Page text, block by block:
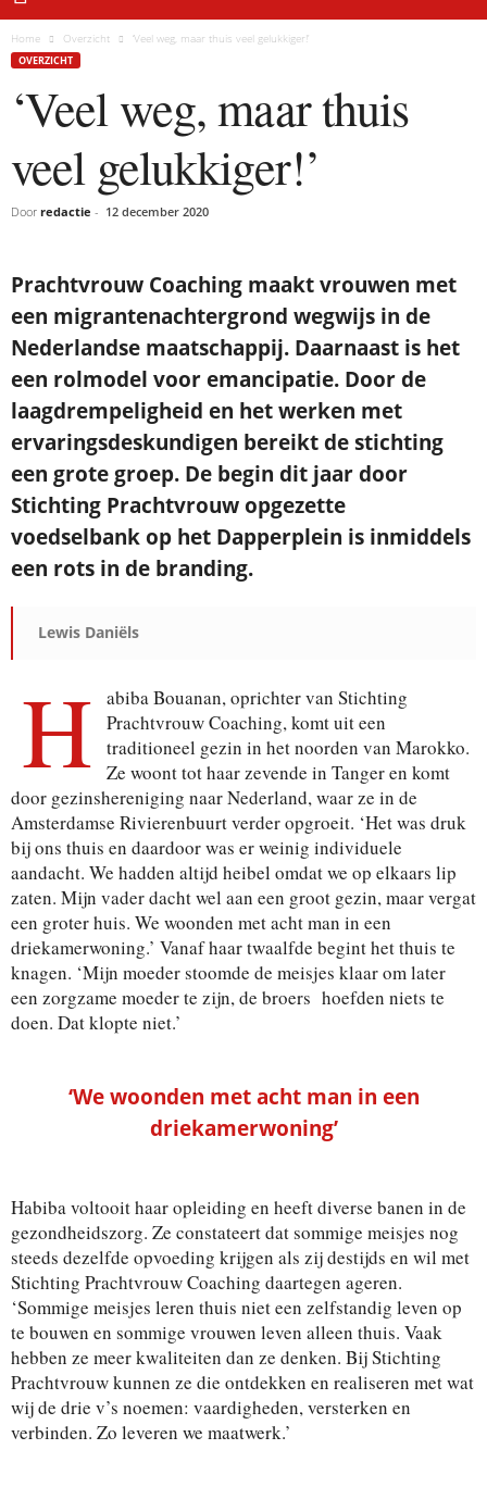
Home Overzicht ‘Veel weg, maar thuis veel gelukkiger!’
OVERZICHT
‘Veel weg, maar thuis
veel gelukkiger!’
Door redactie - 12 december 2020
Prachtvrouw Coaching maakt vrouwen met
een migrantenachtergrond wegwijs in de
Nederlandse maatschappij. Daarnaast is het
een rolmodel voor emancipatie. Door de
laagdrempeligheid en het werken met
ervaringsdeskundigen bereikt de stichting
een grote groep. De begin dit jaar door
Stichting Prachtvrouw opgezette
voedselbank op het Dapperplein is inmiddels
een rots in de branding.
Lewis Daniëls
H
abiba Bouanan, oprichter van Stichting
Prachtvrouw Coaching, komt uit een
traditioneel gezin in het noorden van Marokko.
Ze woont tot haar zevende in Tanger en komt
door gezinshereniging naar Nederland, waar ze in de
Amsterdamse Rivierenbuurt verder opgroeit. ‘Het was druk
bij ons thuis en daardoor was er weinig individuele
aandacht. We hadden altijd heibel omdat we op elkaars lip
zaten. Mijn vader dacht wel aan een groot gezin, maar vergat
een groter huis. We woonden met acht man in een
driekamerwoning.’ Vanaf haar twaalfde begint het thuis te
knagen. ‘Mijn moeder stoomde de meisjes klaar om later
een zorgzame moeder te zijn, de broers hoefden niets te
doen. Dat klopte niet.’
‘We woonden met acht man in een
driekamerwoning’
Habiba voltooit haar opleiding en heeft diverse banen in de
gezondheidszorg. Ze constateert dat sommige meisjes nog
steeds dezelfde opvoeding krijgen als zij destijds en wil met
Stichting Prachtvrouw Coaching daartegen ageren.
‘Sommige meisjes leren thuis niet een zelfstandig leven op
te bouwen en sommige vrouwen leven alleen thuis. Vaak
hebben ze meer kwaliteiten dan ze denken. Bij Stichting
Prachtvrouw kunnen ze die ontdekken en realiseren met wat
wij de drie v’s noemen: vaardigheden, versterken en
verbinden. Zo leveren we maatwerk.’